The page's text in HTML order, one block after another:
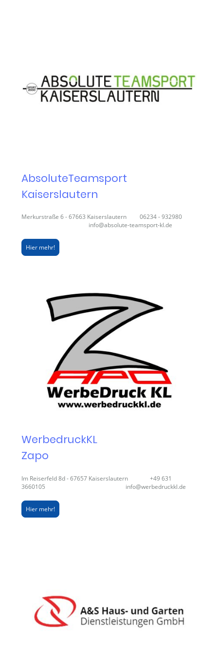
AbsoluteTeamsport
Kaiserslautern
Merkurstraße 6 - 67663 Kaiserslautern 06234 - 932980
info@absolute-teamsport-kl.de
Hier mehr!
WerbedruckKL
Zapo
Im Reiserfeld 8d - 67657 Kaiserslautern +49 631
3660105 info@werbedruckkl.de
Hier mehr!